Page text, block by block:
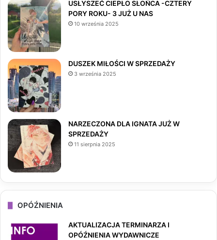
b
k
a
o
USŁYSZEĆ CIEPŁO SŁOŃCA -CZTERY
PORY ROKU- 3 JUŻ U NAS
10 września 2025
DUSZEK MIŁOŚCI W SPRZEDAŻY
3 września 2025
NARZECZONA DLA IGNATA JUŻ W
SPRZEDAŻY
11 sierpnia 2025
OPÓŹNIENIA
AKTUALIZACJA TERMINARZA I
OPÓŹNIENIA WYDAWNICZE